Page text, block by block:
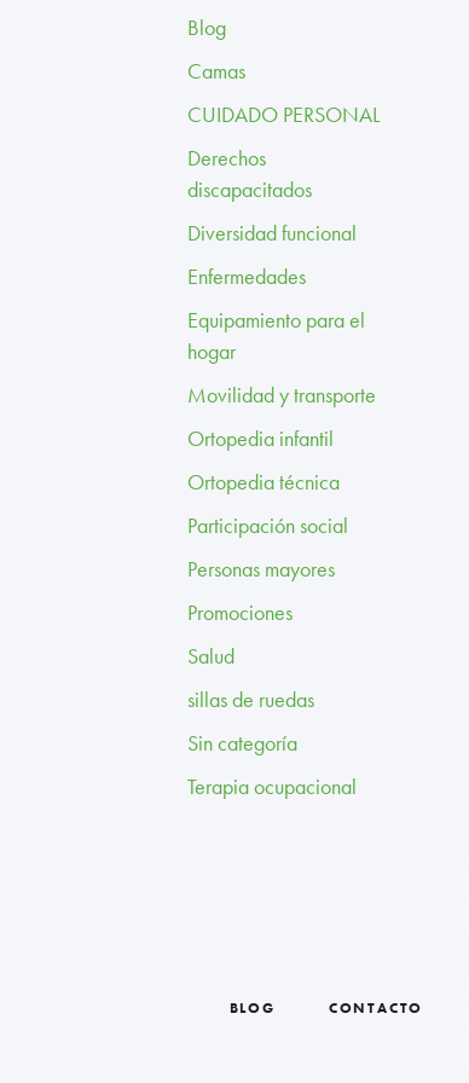
Blog
Camas
CUIDADO PERSONAL
Derechos
discapacitados
Diversidad funcional
Enfermedades
Equipamiento para el
hogar
Movilidad y transporte
Ortopedia infantil
Ortopedia técnica
Participación social
Personas mayores
Promociones
Salud
sillas de ruedas
Sin categoría
Terapia ocupacional
BLOG CONTACTO